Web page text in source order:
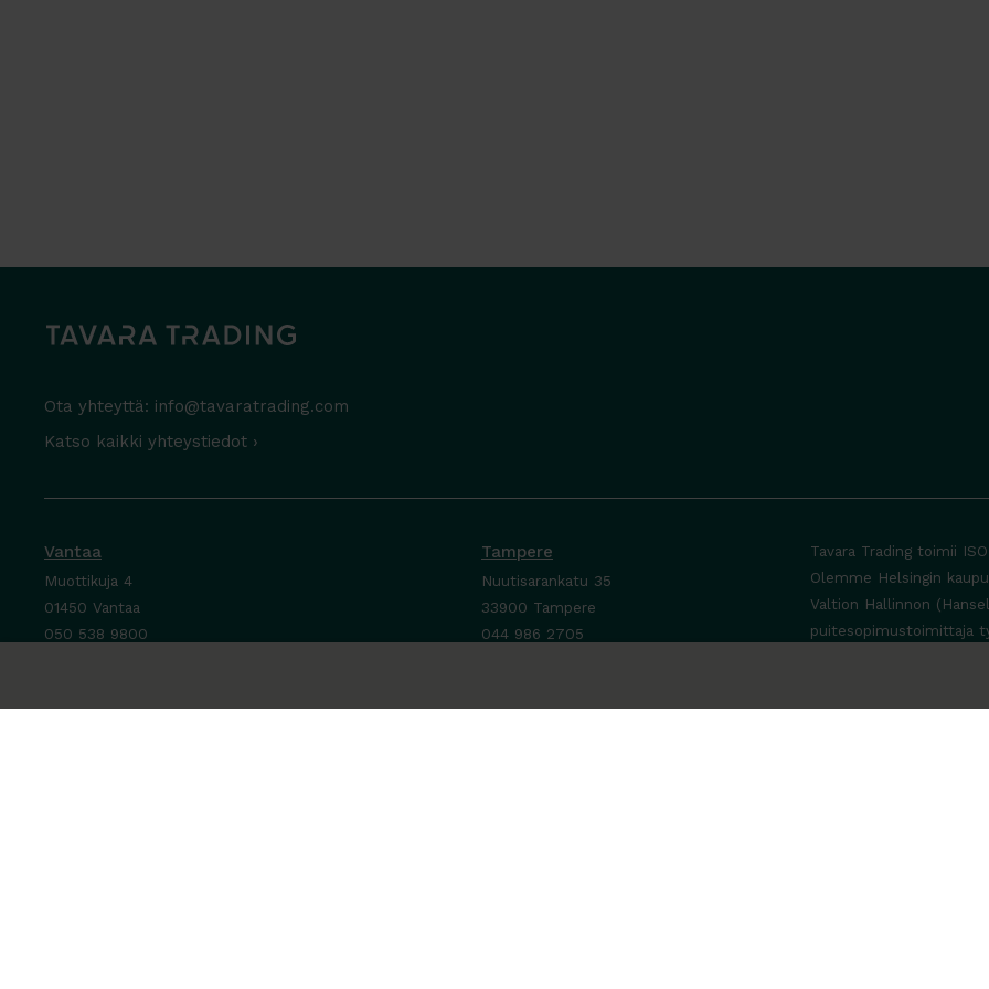
Ota yhteyttä: info@tavaratrading.com
Katso kaikki yhteystiedot ›
Vantaa
Muottikuja 4
01450 Vantaa
050 538 9800
Tampere
Nuutisarankatu 35
33900 Tampere
044 986 2705
Tavara Trading toimii
Olemme Helsingin
Valtion Hallinnon
puitesopimustoimittaja